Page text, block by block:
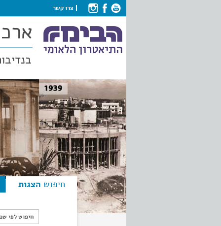
צרו קשר
חיפוש הצגות
חיפוש לפי